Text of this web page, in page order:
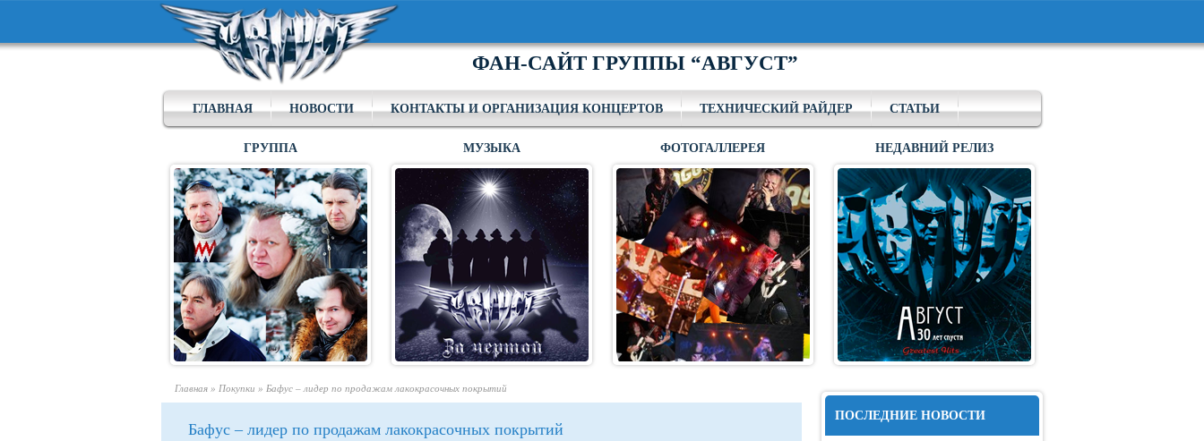
ФАН-САЙТ ГРУППЫ “АВГУСТ”
ГЛАВНАЯ НОВОСТИ КОНТАКТЫ И ОРГАНИЗАЦИЯ КОНЦЕРТОВ ТЕХНИЧЕСКИЙ РАЙДЕР СТАТЬИ
ГРУППА МУЗЫКА ФОТОГАЛЛЕРЕЯ НЕДАВНИЙ РЕЛИЗ
Главная » Покупки » Бафус – лидер по продажам лакокрасочных покрытий
Бафус – лидер по продажам лакокрасочных покрытий
ПОСЛЕДНИЕ НОВОСТИ